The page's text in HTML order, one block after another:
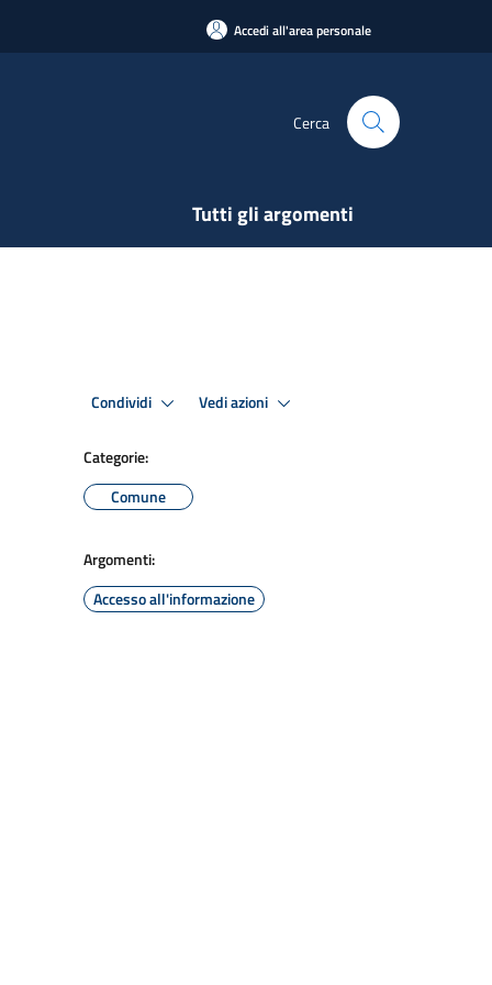
Accedi all'area personale
Cerca
Tutti gli argomenti
Condividi Vedi azioni
Categorie:
Comune
Argomenti:
Accesso all'informazione